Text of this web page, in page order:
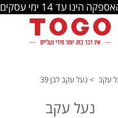
והחזרה מתבצעת בסניפי הרשת
עקב > נעל עקב לבן 39
נעל עקב